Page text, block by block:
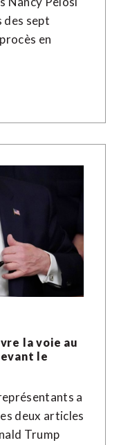
des sept
en
la voie au
le
a
deux articles
Trump